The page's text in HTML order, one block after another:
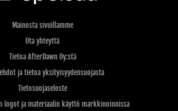
Mainosta sivuillamme
Ota yhteyttä
Tietoa AfterDawn Oy:stä
ja tietoa yksityisyydensuojasta
Tietosuojaseloste
logot ja materiaalin käyttö markkinoinnissa